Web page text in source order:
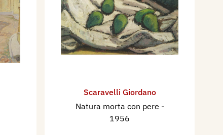
Scaravelli Giordano
Natura morta con pere -
1956